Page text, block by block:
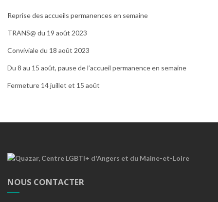
Reprise des accueils permanences en semaine
TRANS@ du 19 août 2023
Conviviale du 18 août 2023
Du 8 au 15 août, pause de l’accueil permanence en semaine
Fermeture 14 juillet et 15 août
NOUS CONTACTER